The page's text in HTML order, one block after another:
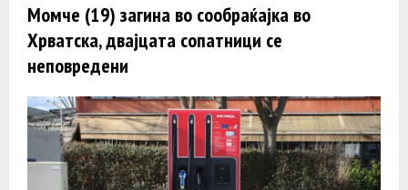
Момче (19) загина во сообраќајка во
Хрватска, двајцата сопатници се
неповредени